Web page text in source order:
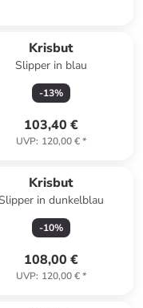
Krisbut
Slipper in blau
-13%
103,40 €
UVP: 120,00 €*
Krisbut
Slipper in dunkelblau
-10%
108,00 €
UVP: 120,00 €*